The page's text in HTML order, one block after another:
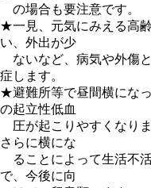
の場合も要注意です。
★一見、元気にみえる高
い、外出が少
ないなど、病気や外傷
症します。
★避難所等で昼間横にな
の起立性低血
圧が起こりやすくなり
さらに横にな
ることによって生活不
で、今後に向